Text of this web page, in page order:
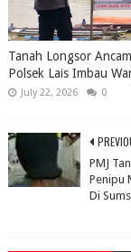
Tanah Longsor
Polsek Lais Imbau
July 22, 2026 0
PMJ
Penipu
Di